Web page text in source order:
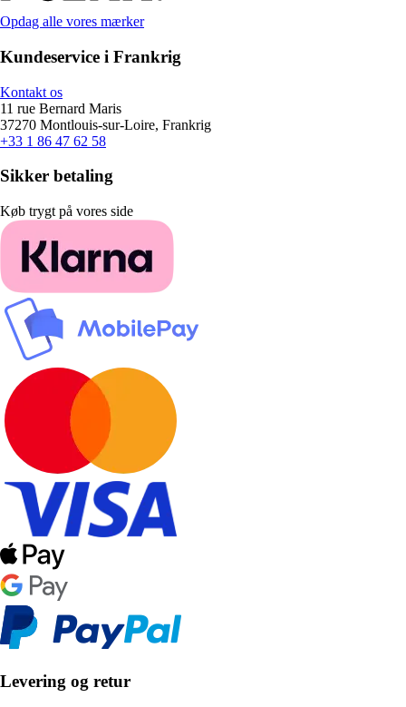
Opdag alle vores mærker
Kundeservice i Frankrig
Kontakt os
11 rue Bernard Maris
37270 Montlouis-sur-Loire, Frankrig
+33 1 86 47 62 58
Sikker betaling
Køb trygt på vores side
Levering og retur